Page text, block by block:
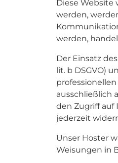
Diese Website
werden,
werden,
Der Einsatz
lit. b DSGVO)
ausschließlich
den Zugriff auf
jederzeit
Unser Hoster
Weisungen in